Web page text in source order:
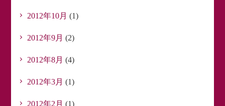
2012年10月 (1)
2012年9月 (2)
2012年8月 (4)
2012年3月 (1)
2012年2月 (1)